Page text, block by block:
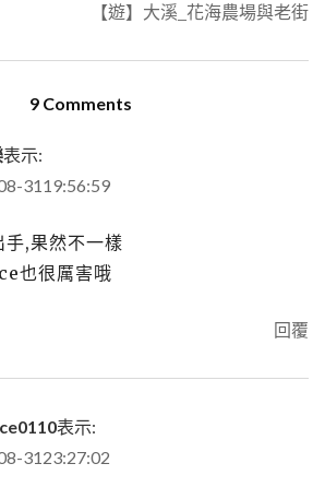
【遊】大溪_花海農場與老街
9 Comments
表示:
3119:56:59
手,果然不一樣
也很厲害哦
回覆
表示:
3123:27:02